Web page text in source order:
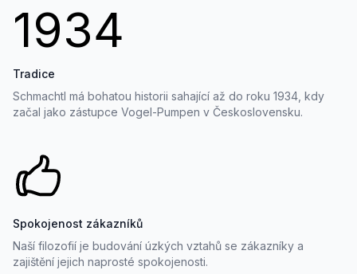
1934
Tradice
Schmachtl má bohatou historii sahající až do roku 1934, kdy
začal jako zástupce Vogel-Pumpen v Československu.
Spokojenost zákazníků
Naší filozofií je budování úzkých vztahů se zákazníky a
zajištění jejich naprosté spokojenosti.